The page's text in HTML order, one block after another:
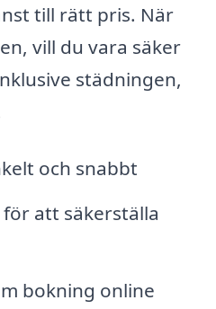
till rätt pris. När
vill du vara säker
städningen,
och snabbt
att säkerställa
bokning online